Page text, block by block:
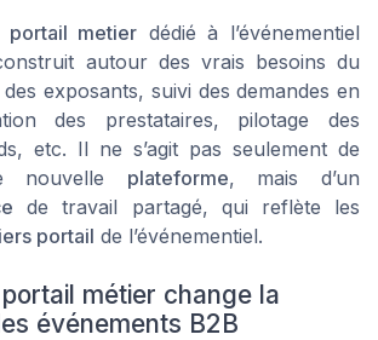
portail metier dédié à l’événementiel
autour des vrais besoins du
exposants, suivi des demandes en
des prestataires, pilotage des
etc. Il ne s’agit pas seulement de
nouvelle plateforme, mais d’un
de travail partagé, qui reflète les
portail de l’événementiel.
métier change la
événements B2B